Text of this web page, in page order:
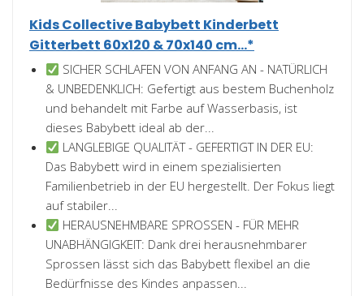
Kids Collective Babybett Kinderbett
Gitterbett 60x120 & 70x140 cm...*
SICHER SCHLAFEN VON ANFANG AN - NATÜRLICH
& UNBEDENKLICH: Gefertigt aus bestem Buchenholz
und behandelt mit Farbe auf Wasserbasis, ist
dieses Babybett ideal ab der...
LANGLEBIGE QUALITÄT - GEFERTIGT IN DER EU:
Das Babybett wird in einem spezialisierten
Familienbetrieb in der EU hergestellt. Der Fokus liegt
auf stabiler...
HERAUSNEHMBARE SPROSSEN - FÜR MEHR
UNABHÄNGIGKEIT: Dank drei herausnehmbarer
Sprossen lässt sich das Babybett flexibel an die
Bedürfnisse des Kindes anpassen...